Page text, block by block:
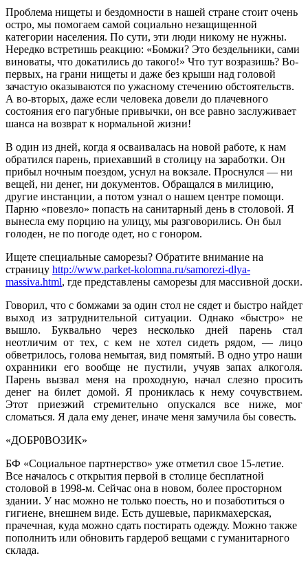
Проблема нищеты и бездомности в нашей стране стоит очень
остро, мы помогаем самой социально незащищенной
категории населения. По сути, эти люди никому не нужны.
Нередко встретишь реакцию: «Бомжи? Это бездельники, сами
виноваты, что докатились до такого!» Что тут возразишь? Во-
первых, на грани нищеты и даже без крыши над головой
зачастую оказываются по ужасному стечению обстоятельств.
А во-вторых, даже если человека довели до плачевного
состояния его пагубные привычки, он все равно заслуживает
шанса на возврат к нормальной жизни!
В один из дней, когда я осваивалась на новой работе, к нам
обратился парень, приехавший в столицу на заработки. Он
прибыл ночным поездом, уснул на вокзале. Проснулся — ни
вещей, ни денег, ни документов. Обращался в милицию,
другие инстанции, а потом узнал о нашем центре помощи.
Парню «повезло» попасть на санитарный день в столовой. Я
вынесла ему порцию на улицу, мы разговорились. Он был
голоден, не по погоде одет, но с гонором.
Ищете специальные саморезы? Обратите внимание на
страницу http://www.parket-kolomna.ru/samorezi-dlya-
massiva.html, где представлены саморезы для массивной доски.
Говорил, что с бомжами за один стол не сядет и быстро найдет
выход из затруднительной ситуации. Однако «быстро» не
вышло. Буквально через несколько дней парень стал
неотличим от тех, с кем не хотел сидеть рядом, — лицо
обветрилось, голова немытая, вид помятый. В одно утро наши
охранники его вообще не пустили, учуяв запах алкоголя.
Парень вызвал меня на проходную, начал слезно просить
денег на билет домой. Я прониклась к нему сочувствием.
Этот приезжий стремительно опускался все ниже, мог
сломаться. Я дала ему денег, иначе меня замучила бы совесть.
«ДОБР0ВО3ИК»
БФ «Социальное партнерство» уже отметил свое 15-летие.
Все началось с открытия первой в столице бесплатной
столовой в 1998-м. Сейчас она в новом, более просторном
здании. У нас можно не только поесть, но и позаботиться о
гигиене, внешнем виде. Есть душевые, парикмахерская,
прачечная, куда можно сдать постирать одежду. Можно также
пополнить или обновить гардероб вещами с гуманитарного
склада.